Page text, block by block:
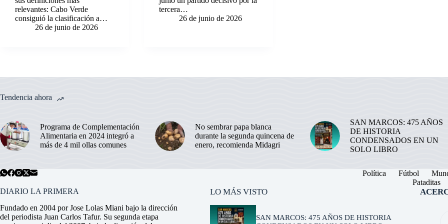
relevantes: Cabo Verde
consiguió la clasificación a…
26 de junio de 2026
tercera…
26 de junio de 2026
Tendencia ahora
Programa de Complementación
Alimentaria en 2024 integró a
más de 4 mil ollas comunes
No sembrar papa blanca
durante la segunda quincena de
enero, recomienda Midagri
SAN MARCOS: 475 AÑOS
DE HISTORIA
CONDENSADOS EN UN
SOLO LIBRO
Política Fútbol
Pataditas
DIARIO LA PRIMERA
Fundado en 2004 por Jose Lolas Miani bajo la dirección
del periodista Juan Carlos Tafur. Su segunda etapa
LO MÁS VISTO
SAN MARCOS: 475 AÑOS DE HISTORIA